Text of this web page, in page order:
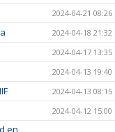
2024-04-21 08:26
2024-04-18 21:32
2024-04-17 13:35
2024-04-13 19:40
2024-04-13 08:15
2024-04-12 15:00
en